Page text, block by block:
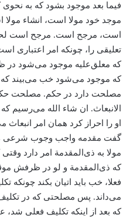
فیما بعد موجود بشود که به
موجد خود مولا است، ‌انشاء
است، مرجح است. مرجح است
تعلیقی را، چونکه امر اعتباری
که معلق‌علیه موجود می‌‌شود در
که موجود می‌‌شود خب می‌‌بیند
مصلحت دارد در حکم. مصلحت
الانبعاث. ان شاء الله می‌‌رسیم
او را احراز کرد همان امر
گفت مقدمه واجب وجوب شرعی
مولا به ذی‌المقدمة امر دارد وقتی
که ذی‌المقدمة و لو در ظرفش
فعلا، خب باید اتیان بکند چونکه
می‌‌داند. پس مصلحتی که در
که بعد از اینکه تکلیف فعلی شد،